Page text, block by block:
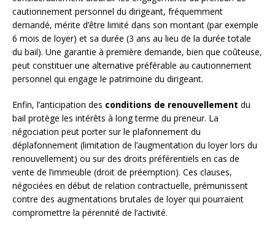
cautionnement personnel du dirigeant, fréquemment
demandé, mérite d’être limité dans son montant (par exemple
6 mois de loyer) et sa durée (3 ans au lieu de la durée totale
du bail). Une garantie à première demande, bien que coûteuse,
peut constituer une alternative préférable au cautionnement
personnel qui engage le patrimoine du dirigeant.
Enfin, l’anticipation des conditions de renouvellement du
bail protège les intérêts à long terme du preneur. La
négociation peut porter sur le plafonnement du
déplafonnement (limitation de l’augmentation du loyer lors du
renouvellement) ou sur des droits préférentiels en cas de
vente de l’immeuble (droit de préemption). Ces clauses,
négociées en début de relation contractuelle, prémunissent
contre des augmentations brutales de loyer qui pourraient
compromettre la pérennité de l’activité.